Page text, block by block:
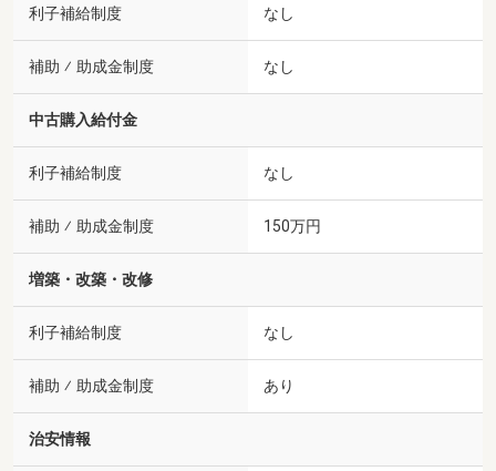
利子補給制度 なし
補助 ⁄ 助成金制度 なし
中古購入給付金
利子補給制度 なし
補助 ⁄ 助成金制度 150万円
増築・改築・改修
利子補給制度 なし
補助 ⁄ 助成金制度 あり
治安情報